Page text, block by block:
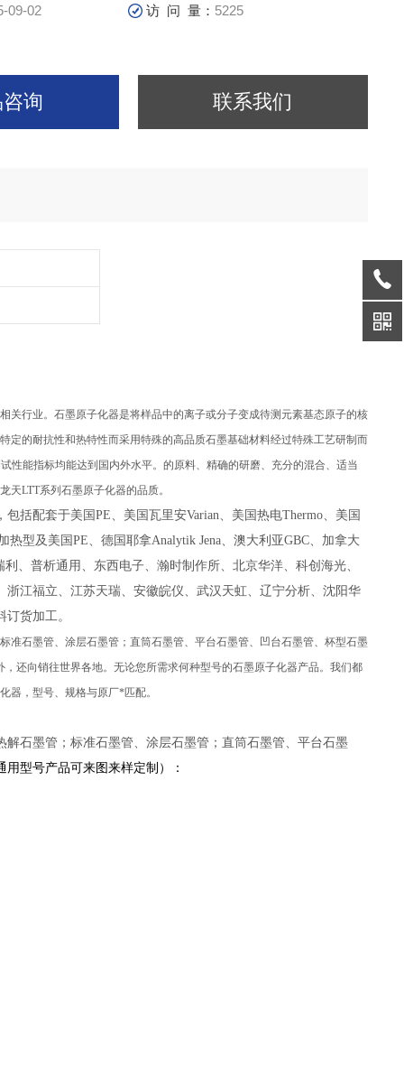
09-02 访 问 量： 5225
询 联系我们
行业。石墨原子化器是将样品中的离子或分子变成待测元素基态原子的核
的耐抗性和热特性而采用特殊的高品质石墨基础材料经过特殊工艺研制而
性能指标均能达到国内外水平。的原料、精确的研磨、充分的混合、适当
LTT系列石墨原子化器的品质。
括配套于美国PE、美国瓦里安Varian、美国热电Thermo、美国
型及美国PE、德国耶拿Analytik Jena、澳大利亚GBC、加拿大
、普析通用、东西电子、瀚时制作所、北京华洋、科创海光、
江福立、江苏天瑞、安徽皖仪、武汉天虹、辽宁分析、沈阳华
货加工。
石墨管、涂层石墨管；直筒石墨管、平台石墨管、凹台石墨管、杯型石墨
还向销往世界各地。无论您所需求何种型号的石墨原子化器产品。我们都
器，型号、规格与原厂*匹配。
石墨管；标准石墨管、涂层石墨管；直筒石墨管、平台石墨
型号产品可来图来样定制）：